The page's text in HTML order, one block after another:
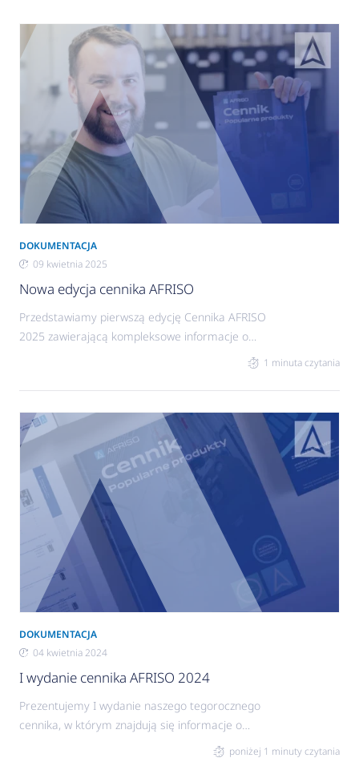
DOKUMENTACJA
09 kwietnia 2025
Nowa edycja cennika AFRISO
Przedstawiamy pierwszą edycję Cennika AFRISO
2025 zawierającą kompleksowe informacje o
centralnego ogrzewania oraz ciepłej wody
użytkowej.
1 minuta czytania
DOKUMENTACJA
04 kwietnia 2024
I wydanie cennika AFRISO 2024
Prezentujemy I wydanie naszego tegorocznego
cennika, w którym znajdują się informacje o
najwyższej jakości urządzeniach marki AFRISO doponiżej 1 minuty czytania